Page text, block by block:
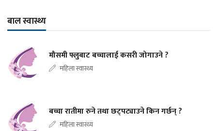
बाल स्वास्थ्य
मौसमी फ्लुबाट बच्चालाई कसरी जोगाउने ?
महिला स्वास्थ्य
बच्चा रातीमा रुने तथा छट्पट्याउने किन गर्छन् ?
महिला स्वास्थ्य